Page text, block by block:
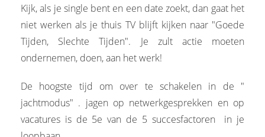
Kijk, als je single bent en een date zoekt, dan gaat het
niet werken als je thuis TV blijft kijken naar "Goede
Tijden, Slechte Tijden". Je zult actie moeten
ondernemen, doen, aan het werk!
De hoogste tijd om over te schakelen in de "
jachtmodus" . jagen op netwerkgesprekken en op
vacatures is de 5e van de 5 succesfactoren in je